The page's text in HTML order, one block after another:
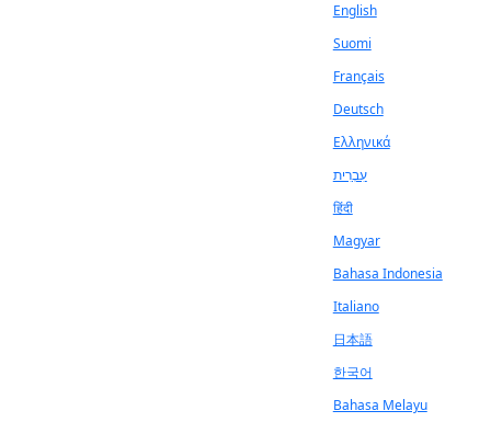
English
Suomi
Français
Deutsch
Ελληνικά
עִבְרִית
हिंदी
Magyar
Bahasa Indonesia
Italiano
日本語
한국어
Bahasa Melayu